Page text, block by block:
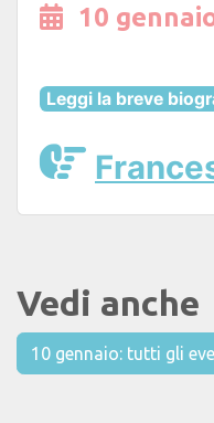
10
Leggi la breve
Vedi anche
10 gennaio: tutti gli